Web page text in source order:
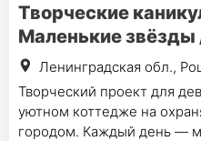
Творческие
Маленькие звёзды
Ленинградская обл.,
Творческий проект для
уютном коттедже на
городом. Каждый день —